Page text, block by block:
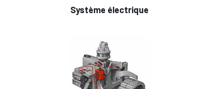
Système électrique